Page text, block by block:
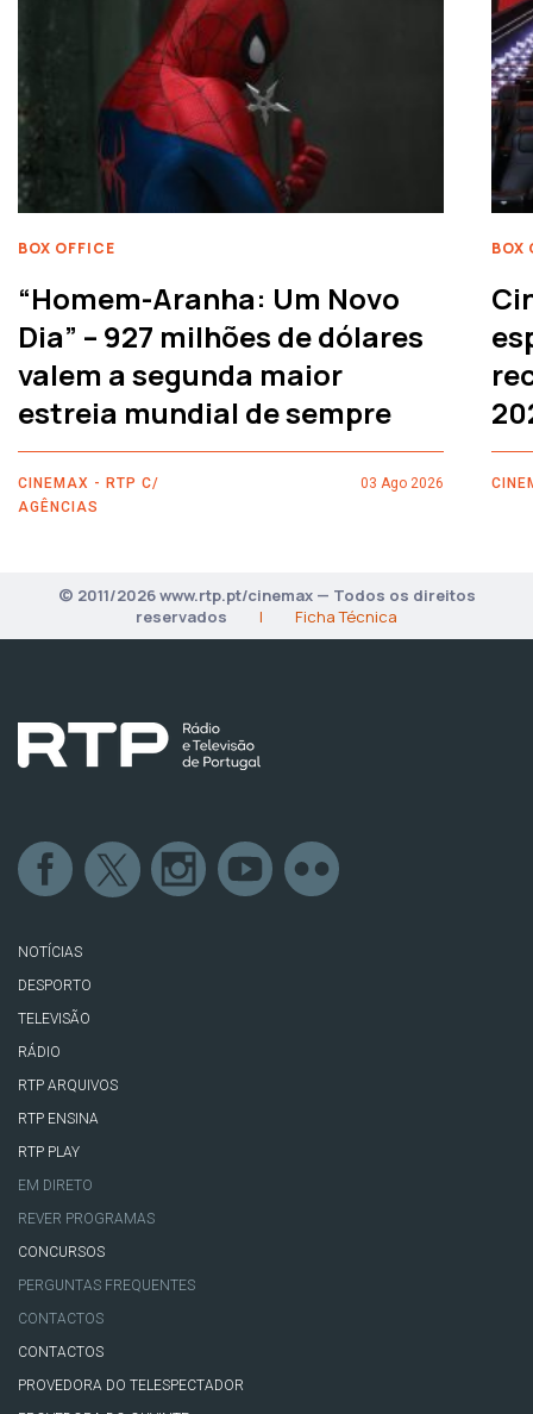
BOX OFFICE
“Homem-Aranha: Um Novo
Dia” – 927 milhões de dólares
valem a segunda maior
estreia mundial de sempre
CINEMAX - RTP C/
AGÊNCIAS
03 Ago 2026
BOX
© 2011/2026 www.rtp.pt/cinemax — Todos os direitos
reservados
| Ficha Técnica
NOTÍCIAS
DESPORTO
TELEVISÃO
RÁDIO
RTP ARQUIVOS
RTP ENSINA
RTP PLAY
EM DIRETO
REVER PROGRAMAS
CONCURSOS
PERGUNTAS FREQUENTES
CONTACTOS
CONTACTOS
PROVEDORA DO TELESPECTADOR